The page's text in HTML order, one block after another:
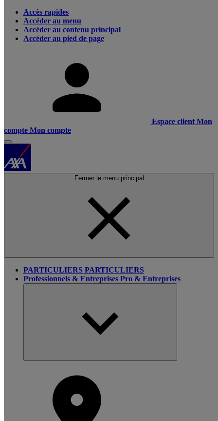
Accès rapides
Accéder au menu
Accéder au contenu principal
Accéder au pied de page
Espace client Mon
compte Mon compte
Fermer le menu principal
PARTICULIERS PARTICULIERS
Professionnels & Entreprises Pro & Entreprises